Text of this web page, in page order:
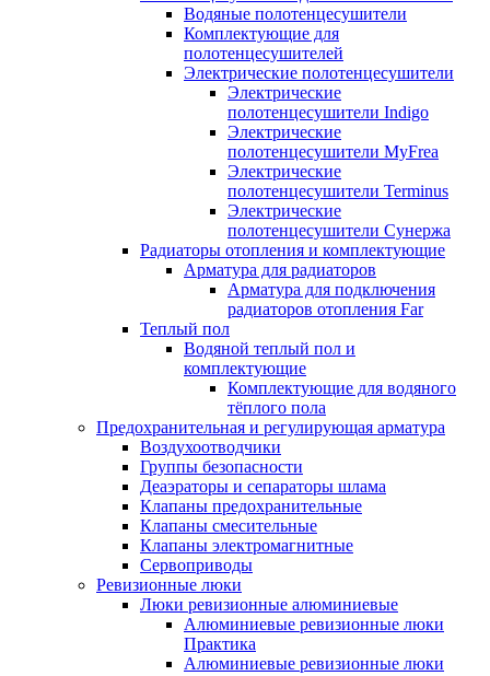
Водяные полотенцесушители
Комплектующие для
полотенцесушителей
Электрические полотенцесушители
Электрические
полотенцесушители Indigo
Электрические
полотенцесушители MyFrea
Электрические
полотенцесушители Terminus
Электрические
полотенцесушители Сунержа
Радиаторы отопления и комплектующие
Арматура для радиаторов
Арматура для подключения
радиаторов отопления Far
Теплый пол
Водяной теплый пол и
комплектующие
Комплектующие для водяного
тёплого пола
Предохранительная и регулирующая арматура
Воздухоотводчики
Группы безопасности
Деаэраторы и сепараторы шлама
Клапаны предохранительные
Клапаны смесительные
Клапаны электромагнитные
Сервоприводы
Ревизионные люки
Люки ревизионные алюминиевые
Алюминиевые ревизионные люки
Практика
Алюминиевые ревизионные люки